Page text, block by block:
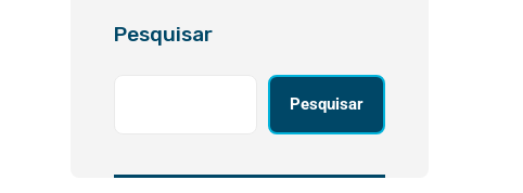
Pesquisar
Pesquisar